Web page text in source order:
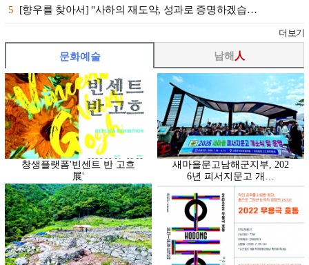
5 [향우를 찾아서] "사하의 재도약, 성과로 증명하겠습…
더보기
문화예술
창생플랫폼'빈센트 반 고흐
展'
새마을문고남해군지부, 202
6년 피서지문고 개…
남해 人